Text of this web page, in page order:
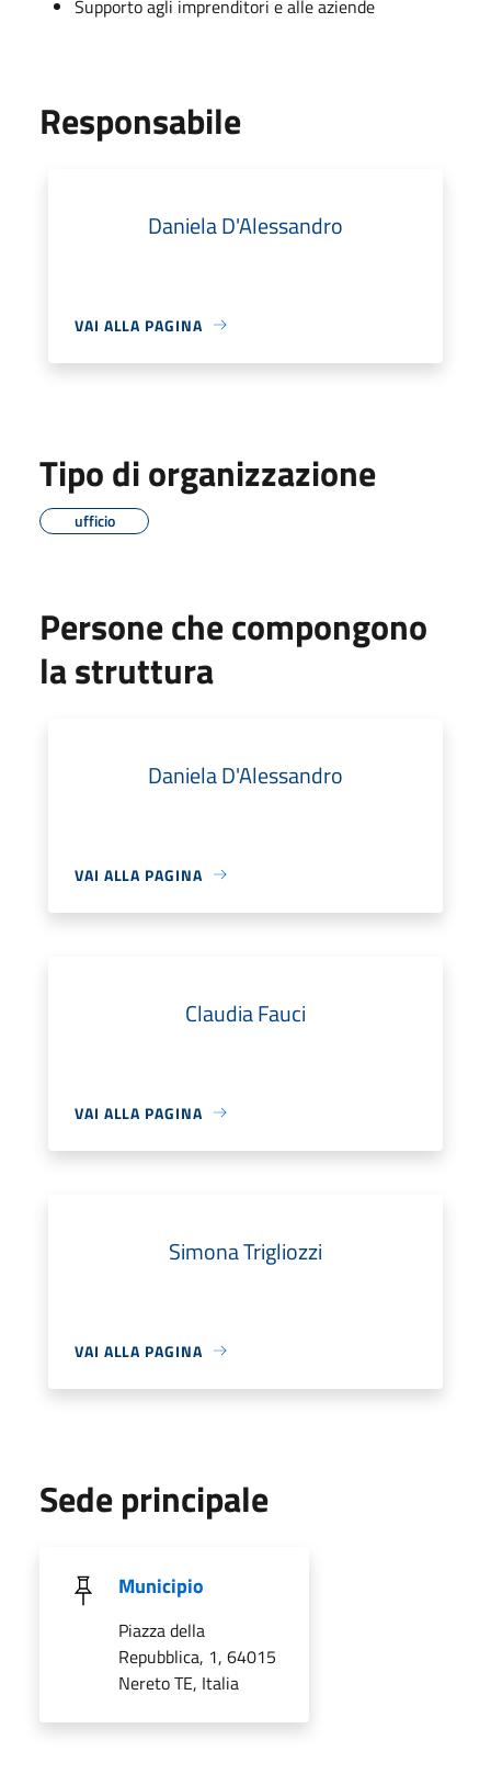
Supporto agli imprenditori e alle aziende
Responsabile
Daniela D'Alessandro
VAI ALLA PAGINA
Tipo di organizzazione
ufficio
Persone che compongono
la struttura
Daniela D'Alessandro
VAI ALLA PAGINA
Claudia Fauci
VAI ALLA PAGINA
Simona Trigliozzi
VAI ALLA PAGINA
Sede principale
Municipio
Piazza della
Repubblica, 1, 64015
Nereto TE, Italia